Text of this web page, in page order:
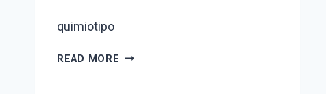
quimiotipo
READ MORE CHEMOTYPE